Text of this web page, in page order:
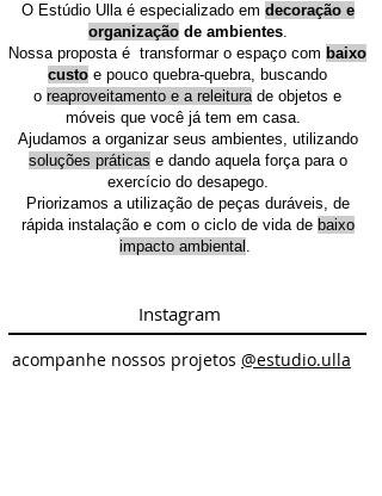
acompanhe nossos projetos @estudio.ulla
O Estúdio Ulla é especializado em decoração e
organizaçãode ambientes.
Nossa proposta é transformar o espaço com baixo
custo e pouco quebra-quebra, buscando
o reaproveitamento e a releiturade objetos e
móveis que você já tem em casa.
Ajudamos a organizar seus ambientes, utilizando
soluções práticas e dando aquela força para o
exercício do desapego.
Priorizamos a utilização de peças duráveis, de
rápida instalação e com o ciclo de vida de baixo
impacto ambiental .
Instagram